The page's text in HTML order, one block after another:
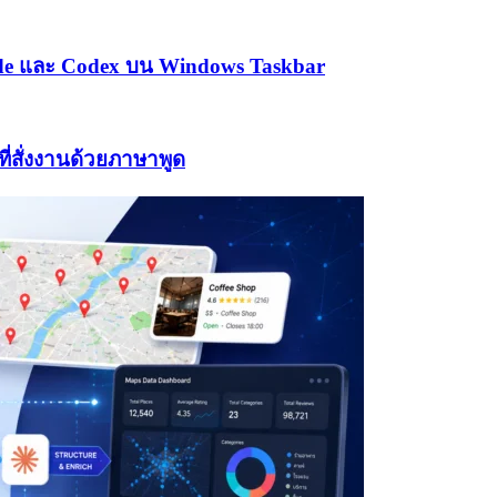
และ Codex บน Windows Taskbar
สั่งงานด้วยภาษาพูด